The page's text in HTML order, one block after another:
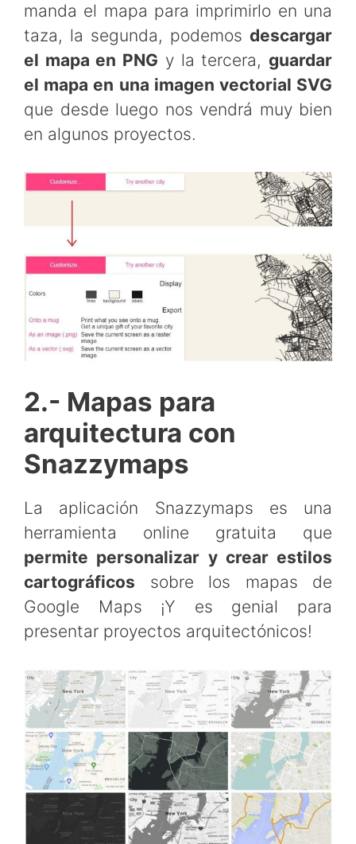
manda el mapa para imprimirlo en una
taza, la segunda, podemos descargar
el mapa en PNG y la tercera,guardar
el mapa en una imagen vectorial SVG
que desde luego nos vendrá muy bien
en algunos proyectos.
2.- Mapas para
arquitectura con
Snazzymaps
La aplicación Snazzymaps es una
herramienta online gratuita que
permite personalizar y crear estilos
cartográficos sobre los mapas de
Google Maps ¡Y es genial para
presentar proyectos arquitectónicos!